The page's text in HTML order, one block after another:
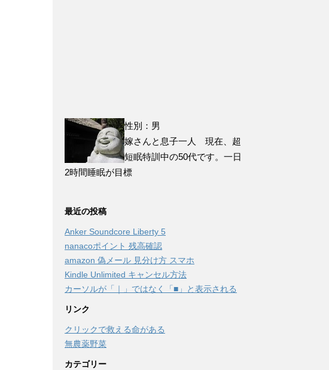
性別：男
嫁さんと息子一人 現在、超
短眠特訓中の50代です。一日
2時間睡眠が目標
最近の投稿
Anker Soundcore Liberty 5
nanacoポイント 残高確認
amazon 偽メール 見分け方 スマホ
Kindle Unlimited キャンセル方法
カーソルが「｜」ではなく「■」と表示される
リンク
クリックで救える命がある
無農薬野菜
カテゴリー